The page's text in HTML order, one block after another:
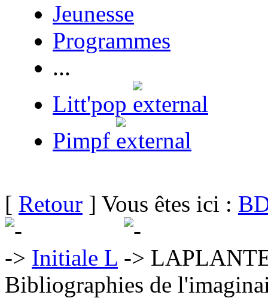
Jeunesse
Programmes
...
Litt'pop
Pimpf
[ Retour ] Vous êtes ici :
Initiale L
Bibliographies de